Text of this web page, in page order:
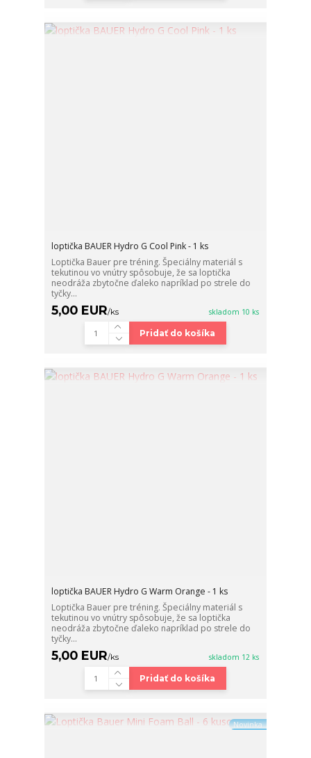
loptička BAUER Hydro G Cool Pink - 1 ks
Loptička Bauer pre tréning. Špeciálny materiál s
tekutinou vo vnútry spôsobuje, že sa loptička
neodráža zbytočne ďaleko napríklad po strele do
tyčky...
5,00 EUR/ks skladom 10 ks
Pridať do košíka
loptička BAUER Hydro G Warm Orange - 1 ks
Loptička Bauer pre tréning. Špeciálny materiál s
tekutinou vo vnútry spôsobuje, že sa loptička
neodráža zbytočne ďaleko napríklad po strele do
tyčky...
5,00 EUR/ks skladom 12 ks
Pridať do košíka
Novinka